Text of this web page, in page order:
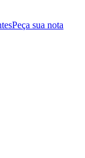
Peça sua nota